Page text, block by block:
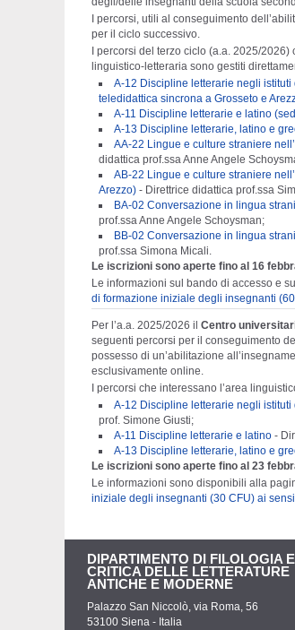
I percorsi, utili al conseguimento
per il ciclo successivo.
I percorsi del terzo ciclo (a.a. 2025/
linguistico-letteraria sono gestiti
A-12 Discipline letterarie negli
teledidattica sincrona a Grosseto e
A-11 Discipline letterarie e latino
A-13 Discipline letterarie, latino e
AA-22 Lingue e culture straniere
didattica prof.ssa Anne Angele
AB-22 Lingue e culture straniere
Arezzo) - Direttrice didattica prof.ssa
BA-02 Conversazione in lingua
prof.ssa Anne Angele Schoysman;
BB-02 Conversazione in lingua
prof.ssa Simona Micali.
Le iscrizioni sono aperte fino al 16
Le informazioni sul bando di accesso e
di formazione iniziale degli insegnanti
Per l’a.a. 2025/2026 il Centro
seguenti percorsi per il conseguimento
possesso di un’abilitazione
esclusivamente online.
I percorsi che interessano l’area
A-12 Discipline letterarie negli
prof. Simone Giusti;
A-11 Discipline letterarie e latino -
A-13 Discipline letterarie, latino e
Le iscrizioni sono aperte fino al 23
Le informazioni sono disponibili alla
iniziale degli insegnanti (30 CFU) ai
DIPARTIMENTO DI FILOLOGIA E
CRITICA DELLE LETTERATURE
ANTICHE E MODERNE
Palazzo San Niccolò, via Roma, 56
53100 Siena - Italia